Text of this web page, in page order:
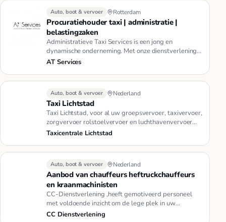
Auto, boot & vervoer Rotterdam
Procuratiehouder taxi | administratie |
belastingzaken
Administratieve Taxi Services is een jong en
dynamische onderneming. Met onze dienstverlening
concentreren wij ons op on…
AT Services
Auto, boot & vervoer Nederland
Taxi Lichtstad
Taxi Lichtstad, voor al uw groepsvervoer, taxivervoer,
zorgvervoer rolstoelvervoer en luchthavenvervoer
door heel Europa…
Taxicentrale Lichtstad
Auto, boot & vervoer Nederland
Aanbod van chauffeurs heftruckchauffeurs
en kraanmachinisten
CC-Dienstverlening ,heeft gemotiveerd personeel
met voldoende inzicht om de lege plek in uw
organisatie op te vullen. Ch…
CC Dienstverlening